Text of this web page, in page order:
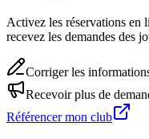
Activez les réservations en
recevez les demandes des
Corriger les
Recevoir plus de
Référencer mon club